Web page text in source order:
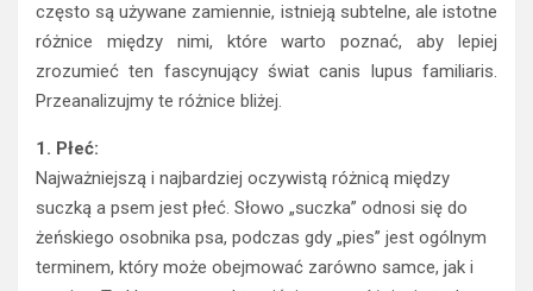
często są używane zamiennie, istnieją subtelne, ale istotne
różnice między nimi, które warto poznać, aby lepiej
zrozumieć ten fascynujący świat canis lupus familiaris.
Przeanalizujmy te różnice bliżej.
1. Płeć:
Najważniejszą i najbardziej oczywistą różnicą między
suczką a psem jest płeć. Słowo „suczka” odnosi się do
żeńskiego osobnika psa, podczas gdy „pies” jest ogólnym
terminem, który może obejmować zarówno samce, jak i